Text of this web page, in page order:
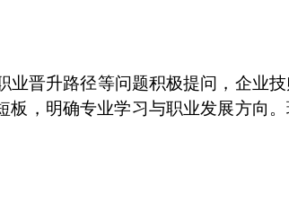
业晋升路径等问题积极提问，企业
板，明确专业学习与职业发展方向